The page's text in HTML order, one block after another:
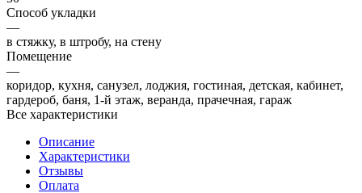
Способ укладки
—
в стяжку, в штробу, на стену
Помещение
—
коридор, кухня, санузел, лоджия, гостиная, детская, кабинет,
гардероб, баня, 1-й этаж, веранда, прачечная, гараж
Все характеристики
Описание
Характеристики
Отзывы
Оплата